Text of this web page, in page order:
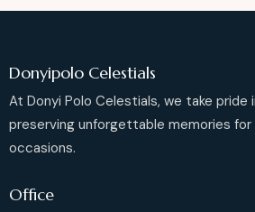
Donyipolo Celestials
At Donyi Polo Celestials, we take pride
preserving unforgettable memories for
occasions.
Office